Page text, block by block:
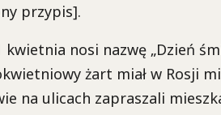
przypis].
kwietnia nosi nazwę „Dzień
żart miał w Rosji
na ulicach zapraszali